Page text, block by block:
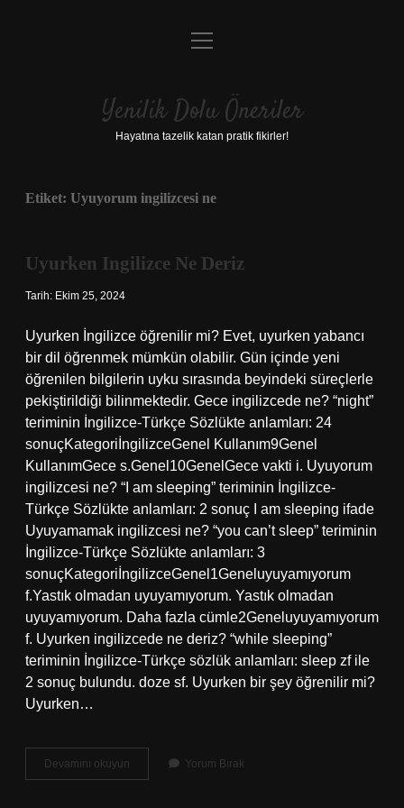
Anasayfa
Yasal Uyarı
menüyü
Yenilik Dolu Öneriler
Hayatına tazelik katan pratik fikirler!
Etiket: Uyuyorum ingilizcesi ne
Uyurken Ingilizce Ne Deriz
Tarih: Ekim 25, 2024
Uyurken İngilizce öğrenilir mi? Evet, uyurken yabancı
bir dil öğrenmek mümkün olabilir. Gün içinde yeni
öğrenilen bilgilerin uyku sırasında beyindeki süreçlerle
pekiştirildiği bilinmektedir. Gece ingilizcede ne? “night”
teriminin İngilizce-Türkçe Sözlükte anlamları: 24
sonuçKategoriİngilizceGenel Kullanım9Genel
KullanımGece s.Genel10GenelGece vakti i. Uyuyorum
ingilizcesi ne? “I am sleeping” teriminin İngilizce-
Türkçe Sözlükte anlamları: 2 sonuç I am sleeping ifade
Uyuyamamak ingilizcesi ne? “you can’t sleep” teriminin
İngilizce-Türkçe Sözlükte anlamları: 3
sonuçKategoriİngilizceGenel1Geneluyuyamıyorum
f.Yastık olmadan uyuyamıyorum. Yastık olmadan
uyuyamıyorum. Daha fazla cümle2Geneluyuyamıyorum
f. Uyurken ingilizcede ne deriz? “while sleeping”
teriminin İngilizce-Türkçe sözlük anlamları: sleep zf ile
2 sonuç bulundu. doze sf. Uyurken bir şey öğrenilir mi?
Uyurken…
Devamını okuyun Uyurken
Ingilizce
Yorum Bırak